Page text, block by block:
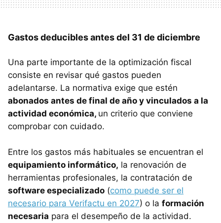
Gastos deducibles antes del 31 de diciembre
Una parte importante de la optimización fiscal
consiste en revisar qué gastos pueden
adelantarse. La normativa exige que estén
abonados antes de final de año y vinculados a la
actividad económica, un criterio que conviene
comprobar con cuidado.
Entre los gastos más habituales se encuentran el
equipamiento informático, la renovación de
herramientas profesionales, la contratación de
software especializado (como puede ser el
necesario para Verifactu en 2027) o la formación
necesaria para el desempeño de la actividad.